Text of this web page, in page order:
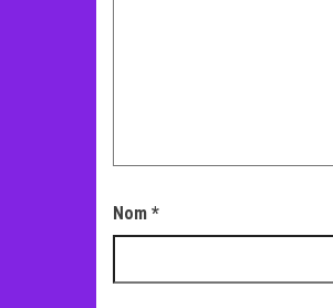
Nom *